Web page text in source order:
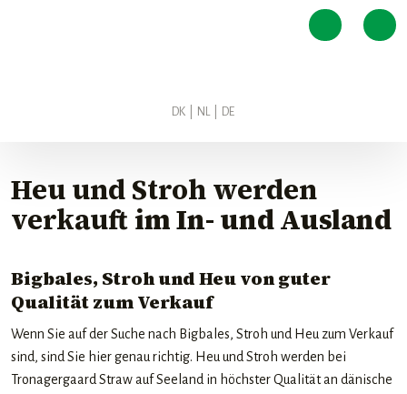
DK NL| DE​
Heu und Stroh werden
verkauftim In- und Ausland
Bigbales, Stroh und Heu von guter
Qualität zum Verkauf
Wenn Sie auf der Suche nach Bigbales, Stroh und Heu zum Verkauf
sind, sind Sie hier genau richtig. Heu und Stroh werden bei
Tronagergaard Straw auf Seeland in höchster Qualität an dänische